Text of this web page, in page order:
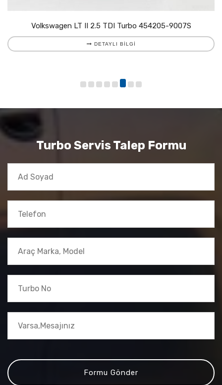
Volkswagen LT II 2.5 TDI Turbo 454205-9007S
DETAYLI BILGI
Turbo Servis Talep Formu